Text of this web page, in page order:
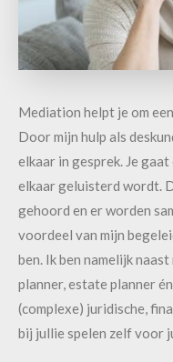
Mediation helpt je om
Door mijn hulp als
elkaar in gesprek. Je
elkaar geluisterd wordt.
gehoord en er worden
voordeel van mijn
ben. Ik ben namelijk
planner, estate planner
(complexe) juridische,
bij jullie spelen zelf voor